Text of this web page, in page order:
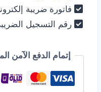
فاتورة ضريبة
رقم التسجيل الضريبي 030-012-
إتمام الدفع الآمن